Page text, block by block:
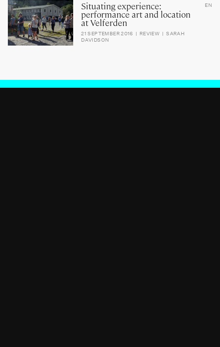
Situating experience:
performance art and location
at Velferden
EN
21 SEPTEMBER 2016 REVIEW
SARAH
DAVIDSON